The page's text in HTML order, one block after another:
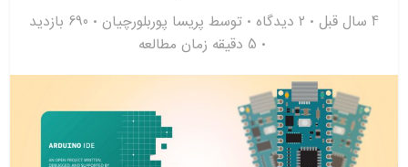
4 سال قبل ۲ دیدگاه توسط پریسا پوربلورچیان
690 بازدید
5 دقیقه زمان مطالعه